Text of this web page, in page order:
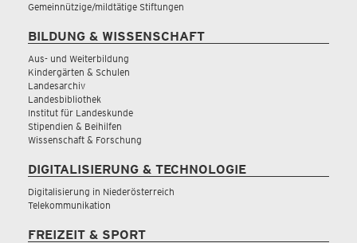
Gemeinnützige/mildtätige Stiftungen
BILDUNG & WISSENSCHAFT
Aus- und Weiterbildung
Kindergärten & Schulen
Landesarchiv
Landesbibliothek
Institut für Landeskunde
Stipendien & Beihilfen
Wissenschaft & Forschung
DIGITALISIERUNG & TECHNOLOGIE
Digitalisierung in Niederösterreich
Telekommunikation
FREIZEIT & SPORT